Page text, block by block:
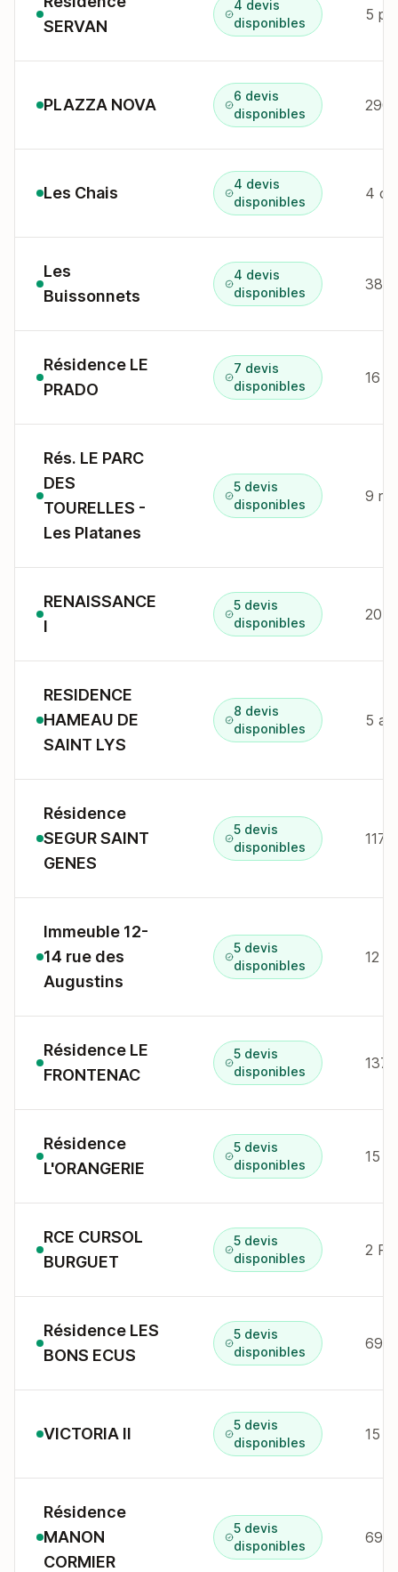
SERVAN
4 devis
disponibles
5 pl
PLAZZA NOVA
6 devis
disponibles
290
Les Chais
4 devis
disponibles
4
Les
Buissonnets
4 devis
disponibles
380
Résidence LE
PRADO
7 devis
disponibles
16 r
Rés. LE PARC
DES
TOURELLES -
Les Platanes
5 devis
disponibles
9 r
RENAISSANCE
I
5 devis
disponibles
20 r
RESIDENCE
HAMEAU DE
SAINT LYS
8 devis
disponibles
5 all
Résidence
SEGUR SAINT
GENES
5 devis
disponibles
117
Immeuble 12-
14 rue des
Augustins
5 devis
disponibles
12 r
Résidence LE
FRONTENAC
5 devis
disponibles
137
Résidence
L'ORANGERIE
5 devis
disponibles
15 r
RCE CURSOL
BURGUET
5 devis
disponibles
Résidence LES
BONS ECUS
5 devis
disponibles
69 r
VICTORIA II
5 devis
disponibles
15 r
Résidence
MANON
CORMIER
5 devis
disponibles
69 r